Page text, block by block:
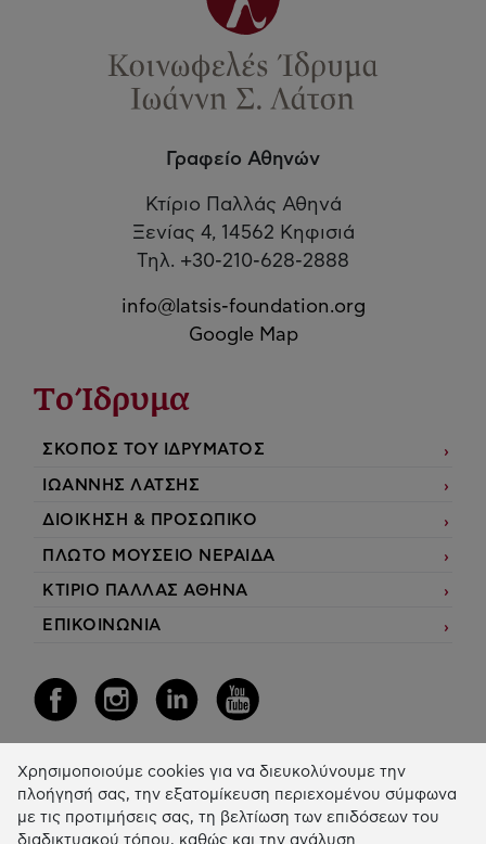
Γραφείο Αθηνών
Κτίριο Παλλάς Αθηνά
Ξενίας 4, 14562 Κηφισιά
Τηλ. +30-210-628-2888
info@latsis-foundation.org
Google Map
Το Ίδρυμα
ΣΚΟΠΟΣ ΤΟΥ ΙΔΡΥΜΑΤΟΣ
ΙΩΑΝΝΗΣ ΛΑΤΣΗΣ
ΔΙΟΙΚΗΣΗ & ΠΡΟΣΩΠΙΚΟ
ΠΛΩΤΟ ΜΟΥΣΕΙΟ ΝΕΡΑΙΔΑ
ΚΤΙΡΙΟ ΠΑΛΛΑΣ ΑΘΗΝΑ
ΕΠΙΚΟΙΝΩΝΙΑ
Η Δράση μας
ΕΚΠΑIΔΕΥΣΗ & ΑΝΑΠΤΥΞΗ ΔΕΞΙΟΤΗΤΩΝ
Χρησιμοποιούμε cookies για να διευκολύνουμε την
πλοήγησή σας, την εξατομίκευση περιεχομένου σύμφωνα
με τις προτιμήσεις σας, τη βελτίωση των επιδόσεων του
διαδικτυακού τόπου, καθώς και την ανάλυση